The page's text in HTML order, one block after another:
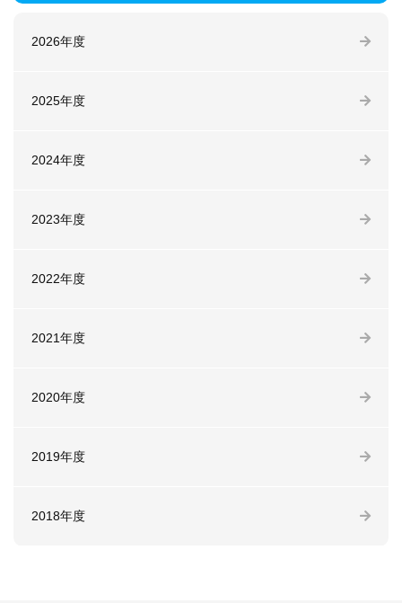
2026年度
2025年度
2024年度
2023年度
2022年度
2021年度
2020年度
2019年度
2018年度